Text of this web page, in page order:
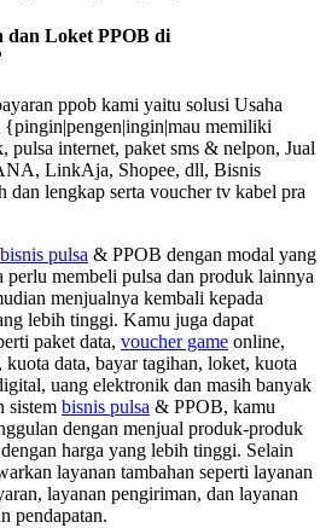
dan Loket PPOB di
ppob kami yaitu solusi Usaha
memiliki
pulsa internet, paket sms & nelpon, Jual
LinkAja, Shopee, dll, Bisnis
dan lengkap serta voucher tv kabel pra
bisnis pulsa & PPOB dengan modal yang
perlu membeli pulsa dan produk lainnya
menjualnya kembali kepada
lebih tinggi. Kamu juga dapat
paket data, voucher game online,
data, bayar tagihan, loket, kuota
uang elektronik dan masih banyak
sistem bisnis pulsa & PPOB, kamu
dengan menjual produk-produk
harga yang lebih tinggi. Selain
layanan tambahan seperti layanan
layanan pengiriman, dan layanan
pendapatan.